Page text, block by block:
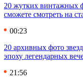
20 жутких винтажных
сможете смотреть на
00:23
20 архивных фото
эпоху легендарных
21:56